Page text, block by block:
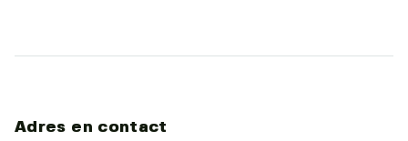
Adres en contact